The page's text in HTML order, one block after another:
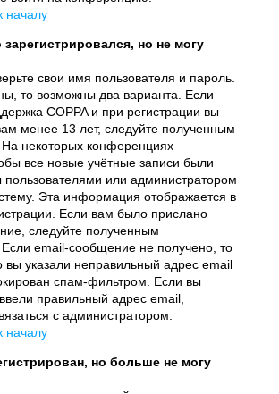
началу
зарегистрировался, но не могу
свои имя пользователя и пароль.
то возможны два варианта. Если
COPPA и при регистрации вы
менее 13 лет, следуйте полученным
На некоторых конференциях
все новые учётные записи были
пользователями или администратором
Эта информация отображается в
Если вам было прислано
следуйте полученным
Если email-сообщение не получено, то
вы указали неправильный адрес email
спам-фильтром. Если вы
правильный адрес email,
с администратором.
началу
но больше не могу